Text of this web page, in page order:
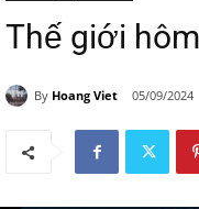
Thế giới
By Hoang Viet 05/09/2024